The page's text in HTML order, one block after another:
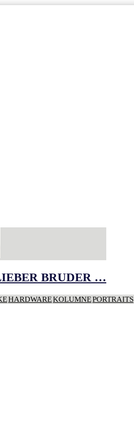
BRUDER …
HARDWAREKOLUMNEPORTRAITS